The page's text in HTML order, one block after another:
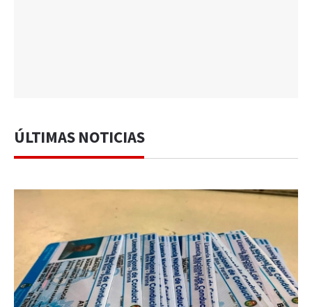
ÚLTIMAS NOTICIAS